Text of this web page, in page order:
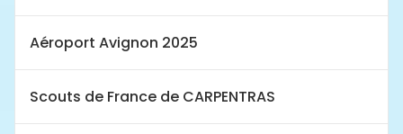
Aéroport Avignon 2025
Scouts de France de CARPENTRAS